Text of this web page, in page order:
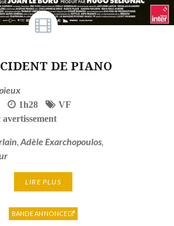
DE PIANO
1h28
VF
, Adèle Exarchopoulos,
LIRE PLUS
BANDE ANNONCE